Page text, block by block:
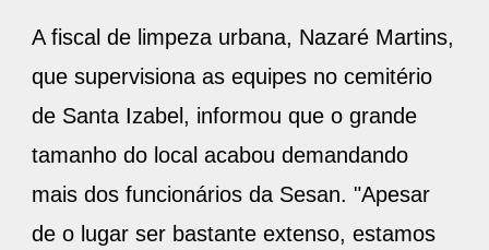
A fiscal de limpeza urbana, Nazaré Martins,
que supervisiona as equipes no cemitério
de Santa Izabel, informou que o grande
tamanho do local acabou demandando
mais dos funcionários da Sesan. "Apesar
de o lugar ser bastante extenso, estamos